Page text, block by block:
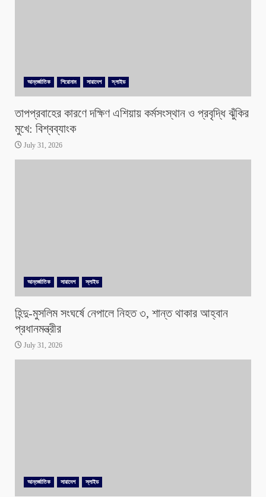
আন্তর্জাতিক শিরোনাম সারাদেশ স্লাইড
তাপপ্রবাহের কারণে দক্ষিণ এশিয়ায় কর্মসংস্থান ও প্রবৃদ্ধি ঝুঁকির
মুখে: বিশ্বব্যাংক
July 31, 2026
আন্তর্জাতিক সারাদেশ স্লাইড
হিন্দু-মুসলিম সংঘর্ষে নেপালে নিহত ৩, শান্ত থাকার আহ্বান
প্রধানমন্ত্রীর
July 31, 2026
আন্তর্জাতিক সারাদেশ স্লাইড